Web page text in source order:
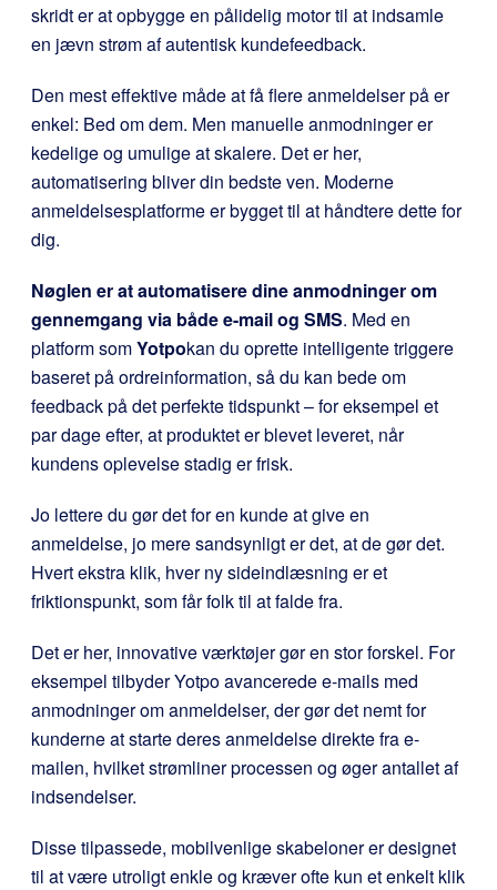
skridt er at opbygge en pålidelig motor til at indsamle
en jævn strøm af autentisk kundefeedback.
Den mest effektive måde at få flere anmeldelser på er
enkel: Bed om dem. Men manuelle anmodninger er
kedelige og umulige at skalere. Det er her,
automatisering bliver din bedste ven. Moderne
anmeldelsesplatforme er bygget til at håndtere dette for
dig.
Nøglen er at automatisere dine anmodninger om
gennemgang via både e-mail og SMS. Med en
platform somYotpokan du oprette intelligente triggere
baseret på ordreinformation, så du kan bede om
feedback på det perfekte tidspunkt – for eksempel et
par dage efter, at produktet er blevet leveret, når
kundens oplevelse stadig er frisk.
Jo lettere du gør det for en kunde at give en
anmeldelse, jo mere sandsynligt er det, at de gør det.
Hvert ekstra klik, hver ny sideindlæsning er et
friktionspunkt, som får folk til at falde fra.
Det er her, innovative værktøjer gør en stor forskel. For
eksempel tilbyder Yotpo avancerede e-mails med
anmodninger om anmeldelser, der gør det nemt for
kunderne at starte deres anmeldelse direkte fra e-
mailen, hvilket strømliner processen og øger antallet af
indsendelser.
Disse tilpassede, mobilvenlige skabeloner er designet
til at være utroligt enkle og kræver ofte kun et enkelt klik